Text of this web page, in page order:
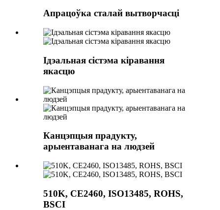
Апрацоўка сталай вытворчасці
Ідэальная сістэма кіравання
якасцю
Канцэпцыя прадукту,
арыентаванага на людзей
510K, CE2460, ISO13485, ROHS,
BSCI